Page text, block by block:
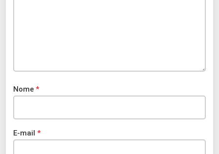
Nome *
E-mail *